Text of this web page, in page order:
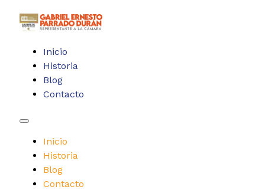
Inicio
Historia
Blog
Contacto
Inicio
Historia
Blog
Contacto